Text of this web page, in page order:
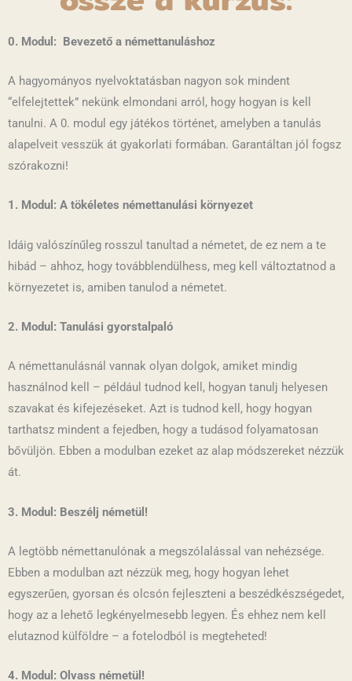
0. Modul: Bevezető a némettanuláshoz
A hagyományos nyelvoktatásban nagyon sok mindent
“elfelejtettek” nekünk elmondani arról, hogy hogyan is kell
tanulni. A 0. modul egy játékos történet, amelyben a tanulás
alapelveit vesszük át gyakorlati formában. Garantáltan jól fogsz
szórakozni!
1. Modul: A tökéletes némettanulási környezet
Idáig valószínűleg rosszul tanultad a németet, de ez nem a te
hibád – ahhoz, hogy továbblendülhess, meg kell változtatnod a
környezetet is, amiben tanulod a németet.
2. Modul: Tanulási gyorstalpaló
A némettanulásnál vannak olyan dolgok, amiket mindig
használnod kell – például tudnod kell, hogyan tanulj helyesen
szavakat és kifejezéseket. Azt is tudnod kell, hogy hogyan
tarthatsz mindent a fejedben, hogy a tudásod folyamatosan
bővüljön. Ebben a modulban ezeket az alap módszereket nézzük
át.
3. Modul: Beszélj németül!
A legtöbb némettanulónak a megszólalással van nehézsége.
Ebben a modulban azt nézzük meg, hogy hogyan lehet
egyszerűen, gyorsan és olcsón fejleszteni a beszédkészségedet,
hogy az a lehető legkényelmesebb legyen. És ehhez nem kell
elutaznod külföldre – a fotelodból is megteheted!
4. Modul: Olvass németül!